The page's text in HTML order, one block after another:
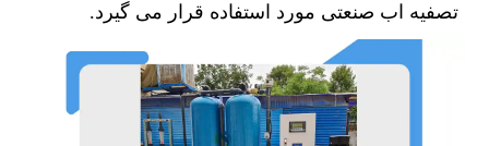
تصفیه اب ﺻﻨﻌﺘﯽ ﻣﻮرد اﺳﺘﻔﺎده ﻗﺮار ﻣﯽ ﮔﯿﺮد.